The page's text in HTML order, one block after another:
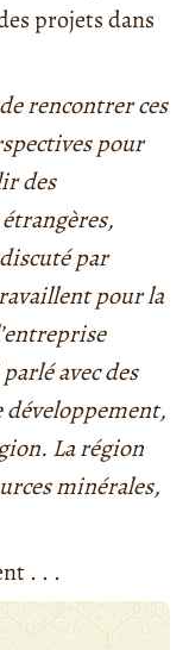
projets dans
rencontrer ces
pour
des
discuté par
pour la
avec des
développement,
La région
minérales,
. . .